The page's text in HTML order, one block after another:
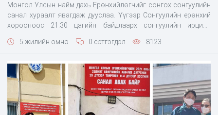
Монгол Улсын найм дахь Ерөнхийлөгчийг сонгох сонгуулийн
санал хураалт явагдаж дууслаа. Үүгээр Сонгуулийн ерөнхий
хорооноос 21:30 цагийн байдлаарх сонгуулийн ирцийн
хэлэхдээ “22:00 цаг болж сонгуулийн санал хураалт дууслаа.
хувьд хүрлээ. Хуулинд заасны дагуу сонгуулийн ирц б
5 жилийн өмнө 0 сэтгэгдэл 8123